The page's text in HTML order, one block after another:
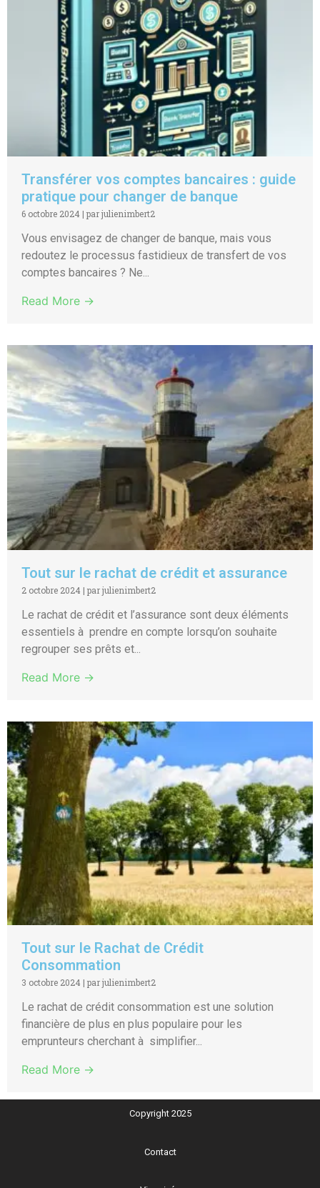
Transférer vos comptes bancaires : guide
pratique pour changer de banque
6 octobre 2024 | par julienimbert2
Vous envisagez de changer de banque, mais vous
redoutez le processus fastidieux de transfert de vos
comptes bancaires ? Ne...
Read More →
Tout sur le rachat de crédit et assurance
2 octobre 2024 | par julienimbert2
Le rachat de crédit et l’assurance sont deux éléments
essentiels à prendre en compte lorsqu’on souhaite
regrouper ses prêts et...
Read More →
Tout sur le Rachat de Crédit
Consommation
3 octobre 2024 | par julienimbert2
Le rachat de crédit consommation est une solution
financière de plus en plus populaire pour les
emprunteurs cherchant à simplifier...
Read More →
Copyright 2025
Contact